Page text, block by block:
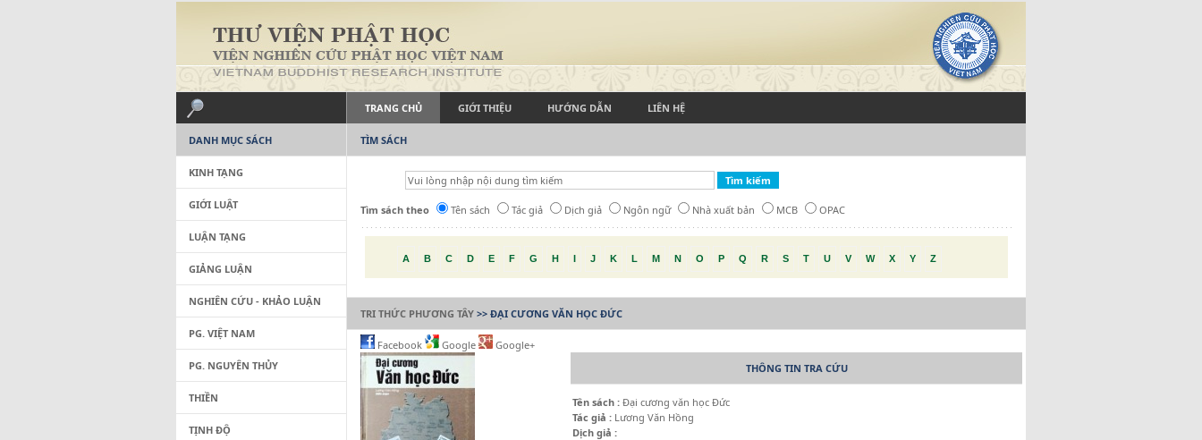
TRANG CHỦ GIỚI THIỆU HƯỚNG DẪN LIÊN HỆ
TÌM SÁCH
Tìm sách theo Tên sách Tác giả Dịch giả Ngôn ngữ Nhà xuất bản MCB OPAC
A B C D E F G H I J K L M N O P Q R S T U V W X Y Z
TRI THỨC PHƯƠNG TÂY >> ĐẠI CƯƠNG VĂN HỌC ĐỨC
Facebook Google Google+
THÔNG TIN TRA CỨU
Tên sách : Đại cương văn học Đức
Tác giả : Lương Văn Hồng
Dịch giả :
DANH MỤC SÁCH
KINH TẠNG
GIỚI LUẬT
LUẬN TẠNG
GIẢNG LUẬN
NGHIÊN CỨU - KHẢO LUẬN
PG. VIỆT NAM
PG. NGUYÊN THỦY
THIỀN
TỊNH ĐỘ